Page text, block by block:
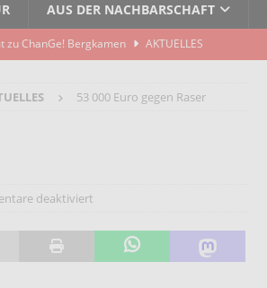
AUS DER NACHBARSCHAFT
zu ChanGe! Bergkamen
AKTUELLES
Malmsheimer eröffnet die Kabarettsaison
– Städtepartnerschaft hautnah erleben
53 000 Euro gegen Raser
deaktiviert